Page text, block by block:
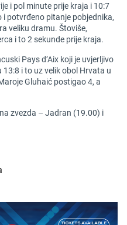
i pol minute prije kraja i 10:7
i potvrđeno pitanje pobjednika,
veliku dramu. Štoviše,
i to 2 sekunde prije kraja.
Pays d’Aix koji je uvjerljivo
i to uz velik obol Hrvata u
Gluhaić postigao 4, a
zvezda – Jadran (19.00) i